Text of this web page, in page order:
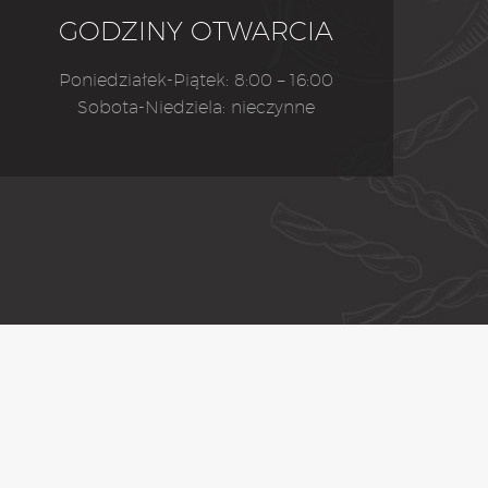
GODZINY OTWARCIA
Poniedziałek-Piątek: 8:00 – 16:00
Sobota-Niedziela: nieczynne